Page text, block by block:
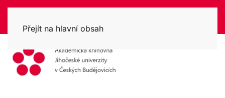
Přejít na hlavní obsah